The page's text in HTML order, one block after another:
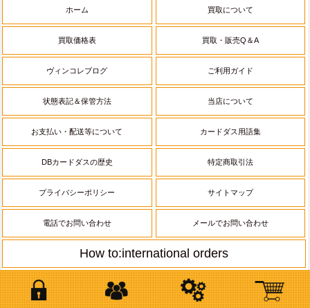
ホーム 買取について
買取価格表 買取・販売Q＆A
ヴィンコレブログ ご利用ガイド
状態表記＆保管方法 当店について
お支払い・配送等について カードダス用語集
DBカードダスの歴史 特定商取引法
プライバシーポリシー サイトマップ
電話でお問い合わせ メールでお問い合わせ
How to:international orders